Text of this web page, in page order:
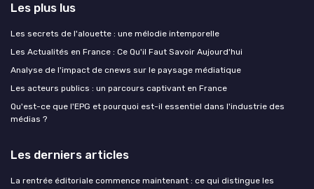
Les plus lus
Les secrets de l'alouette : une mélodie intemporelle
Les Actualités en France : Ce Qu'il Faut Savoir Aujourd'hui
Analyse de l'impact de cnews sur le paysage médiatique
Les acteurs publics : un parcours captivant en France
Qu'est-ce que l'EPG et pourquoi est-il essentiel dans l'industrie des
médias ?
Les derniers articles
La rentrée éditoriale commence maintenant : ce qui distingue les